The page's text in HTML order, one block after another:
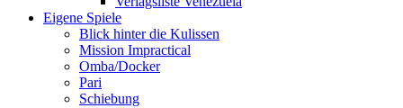
Eigene Spiele
Blick hinter die Kulissen
Mission Impractical
Omba/Docker
Pari
Schiebung